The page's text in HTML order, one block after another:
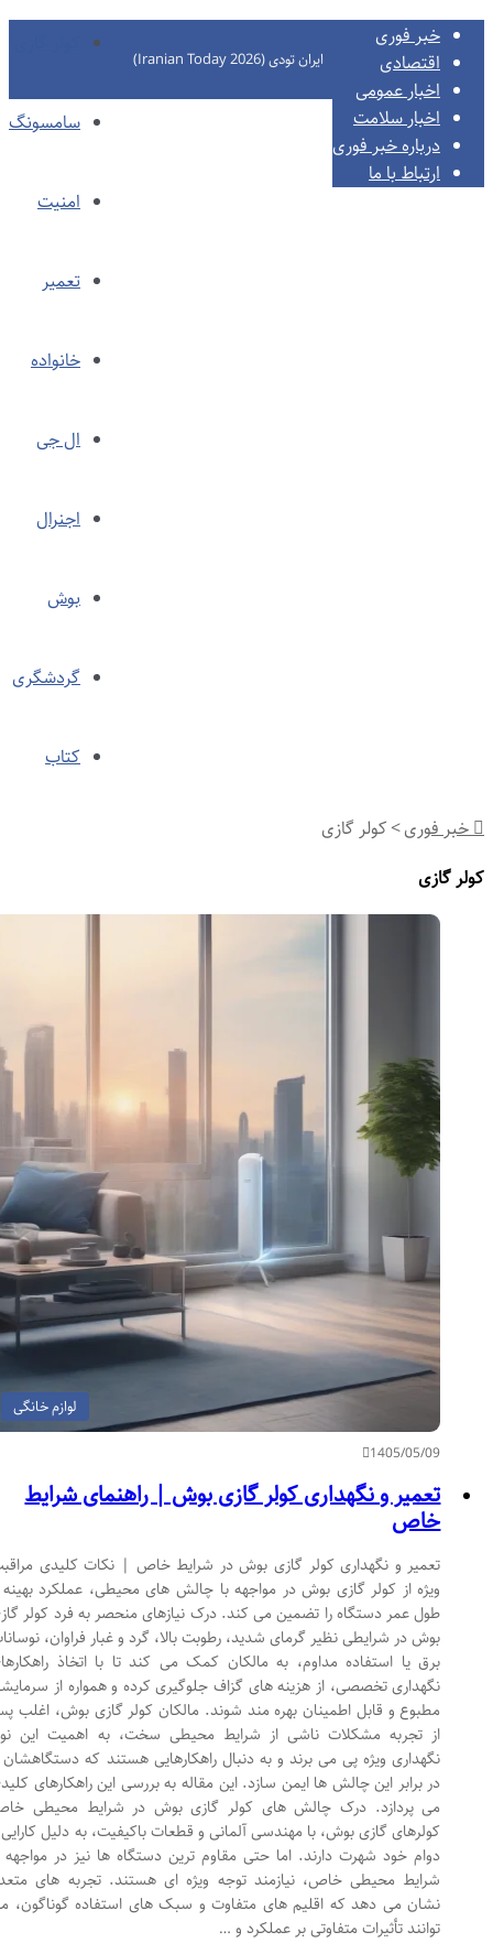
کولر گازی
سامسونگ
امنیت
تعمیر
خانواده
ال جی
اجنرال
بوش
گردشگری
کتاب
خبر فوری
اقتصادی
اخبار عمومی
اخبار سلامت
درباره خبر فوری
ارتباط با ما
خبر فوری > کولر گازی
گازی
لوازم خانگی
1405/05/09
تعمیر و نگهداری کولر گازی بوش | راهنمای شرایط
خاص
تعمیر و نگهداری کولر گازی بوش در شرایط خاص | نکات کلیدی مراقبت
ویژه از کولر گازی بوش در مواجهه با چالش های محیطی، عملکرد بهینه و
طول عمر دستگاه را تضمین می کند. درک نیازهای منحصر به فرد کولر گازی
بوش در شرایطی نظیر گرمای شدید، رطوبت بالا، گرد و غبار فراوان، نوسانات
برق یا استفاده مداوم، به مالکان کمک می کند تا با اتخاذ راهکارهای
نگهداری تخصصی، از هزینه های گزاف جلوگیری کرده و همواره از سرمایشی
مطبوع و قابل اطمینان بهره مند شوند. مالکان کولر گازی بوش، اغلب پس
از تجربه مشکلات ناشی از شرایط محیطی سخت، به اهمیت این نوع
نگهداری ویژه پی می برند و به دنبال راهکارهایی هستند که دستگاهشان را
در برابر این چالش ها ایمن سازد. این مقاله به بررسی این راهکارهای کلیدی
می پردازد. درک چالش های کولر گازی بوش در شرایط محیطی خاص
کولرهای گازی بوش، با مهندسی آلمانی و قطعات باکیفیت، به دلیل کارایی و
دوام خود شهرت دارند. اما حتی مقاوم ترین دستگاه ها نیز در مواجهه با
شرایط محیطی خاص، نیازمند توجه ویژه ای هستند. تجربه های متعدد
نشان می دهد که اقلیم های متفاوت و سبک های استفاده گوناگون، می
توانند تأثیرات متفاوتی بر عملکرد و …
ایران تودی (Iranian Today 2026)